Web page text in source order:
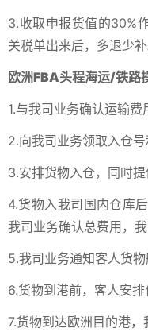
3.收取申报货值的30%
关税单出来后，多退少补
欧洲FBA头程海运/铁路
1.与我司业务确认运输费
2.向我司业务领取入仓
3.安排货物入仓，同时
4.货物入我司国内仓库
我司业务确认总费用，
5.我司业务通知客人货
6.货物到港前，客人安排
7.货物到达欧洲目的港